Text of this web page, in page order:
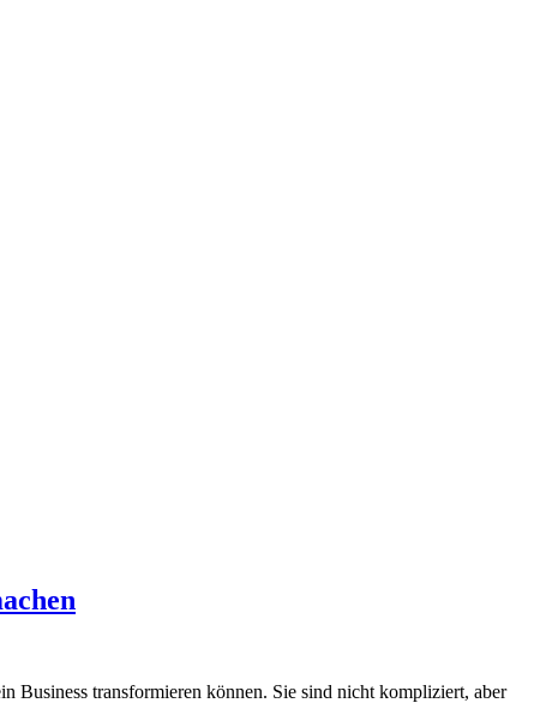
Business transformieren können. Sie sind nicht kompliziert, aber